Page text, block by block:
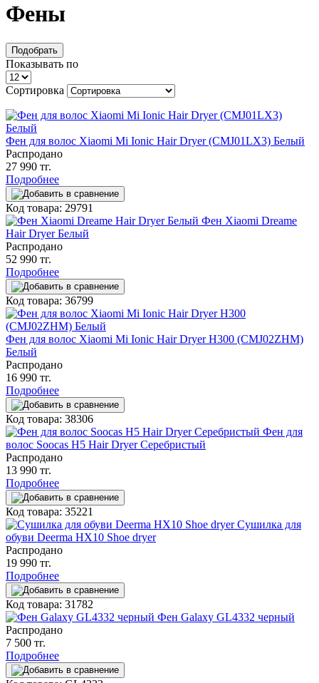
Фены
Подобрать
Показывать по
Сортировка
Фен для волос Xiaomi Mi Ionic Hair Dryer (CMJ01LX3) Белый
Распродано
27 990 тг.
Подробнее
Код товара: 29791
Фен Xiaomi Dreame
Hair Dryer Белый
Распродано
52 990 тг.
Подробнее
Код товара: 36799
Фен для волос Xiaomi Mi Ionic Hair Dryer H300 (CMJ02ZHM)
Белый
Распродано
16 990 тг.
Подробнее
Код товара: 38306
Фен для
волос Soocas H5 Hair Dryer Серебристый
Распродано
13 990 тг.
Подробнее
Код товара: 35221
Сушилка для
обуви Deerma HX10 Shoe dryer
Распродано
19 990 тг.
Подробнее
Код товара: 31782
Фен Galaxy GL4332 черный
Распродано
7 500 тг.
Подробнее